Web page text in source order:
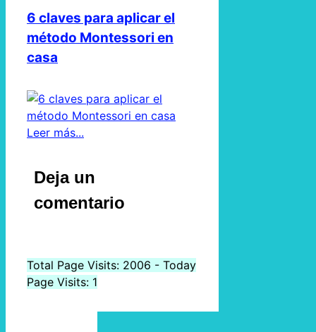
6 claves para aplicar el
método Montessori en
casa
Leer más...
Deja un
comentario
Total Page Visits: 2006 - Today
Page Visits: 1